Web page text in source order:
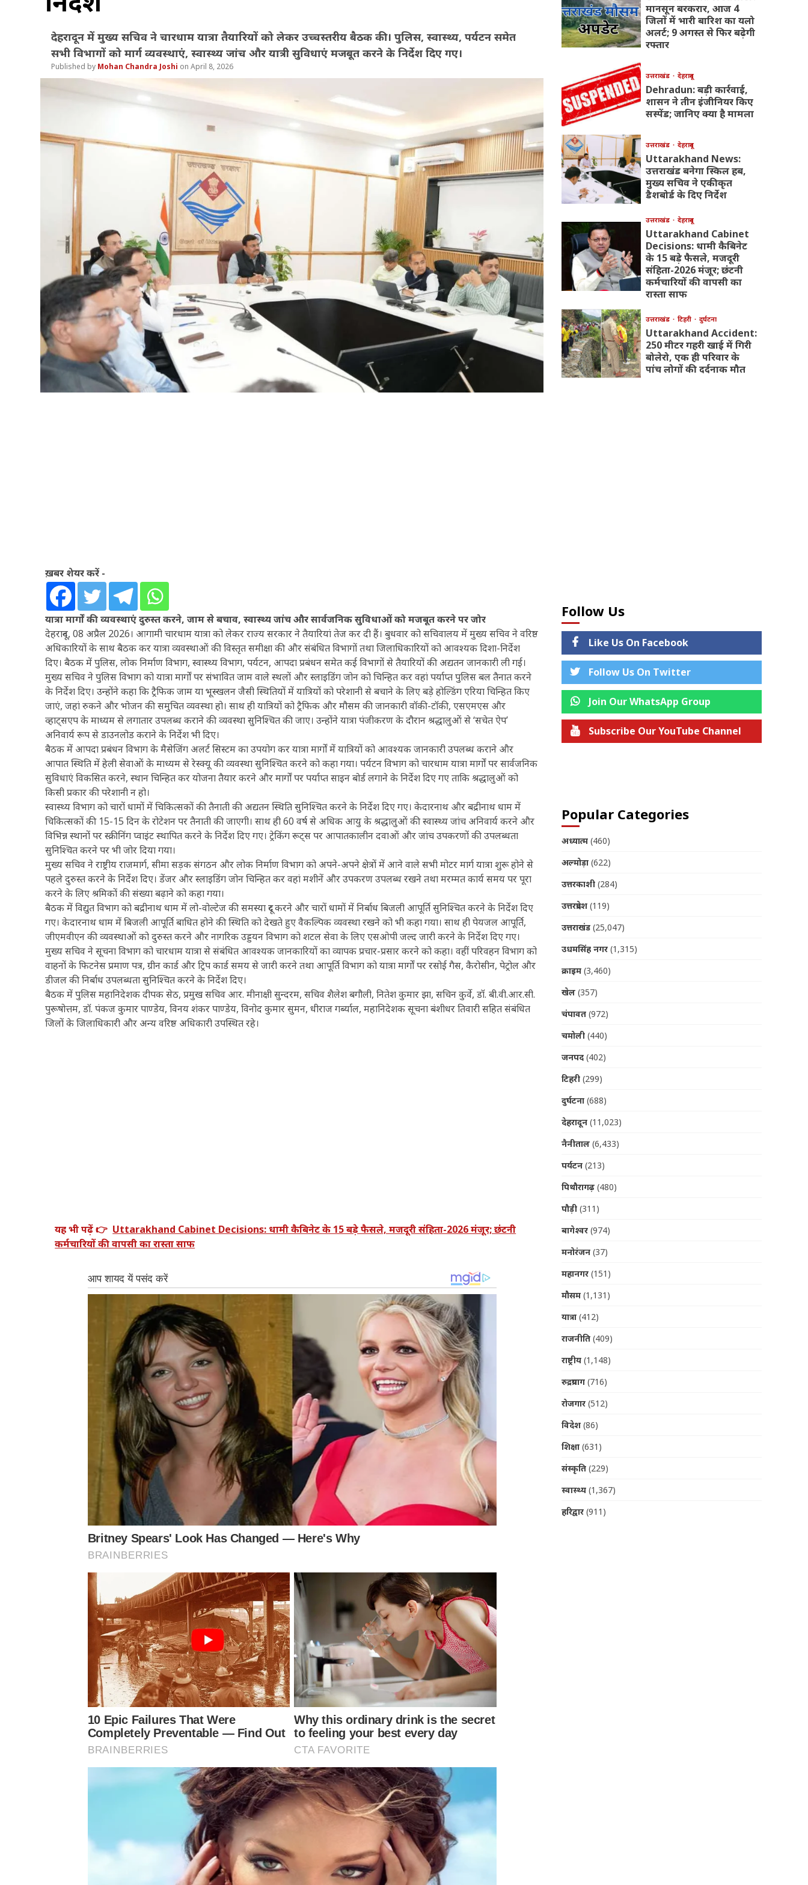
देहरादून में मुख्य सचिव ने चारधाम यात्रा तैयारियों को लेकर उच्चस्तरीय बैठक की। पुलिस, स्वास्थ्य, पर्यटन समेत
सभी विभागों को मार्ग व्यवस्थाएं, स्वास्थ्य जांच और यात्री सुविधाएं मजबूत करने के निर्देश दिए गए।
Mohan Chandra Joshi April 8, 2026
ख़बर शेयर करें -
यात्रा मार्गों की व्यवस्थाएं दुरुस्त करने, जाम से बचाव, स्वास्थ्य जांच और सार्वजनिक सुविधाओं को मजबूत करने पर जोर
देहरादून, 08 अप्रैल 2026। आगामी चारधाम यात्रा को लेकर राज्य सरकार ने तैयारियां तेज कर दी हैं। बुधवार को सचिवालय में मुख्य सचिव ने वरिष्ठ
अधिकारियों के साथ बैठक कर यात्रा व्यवस्थाओं की विस्तृत समीक्षा की और संबंधित विभागों तथा जिलाधिकारियों को आवश्यक दिशा-निर्देश
दिए। बैठक में पुलिस, लोक निर्माण विभाग, स्वास्थ्य विभाग, पर्यटन, आपदा प्रबंधन समेत कई विभागों से तैयारियों की अद्यतन जानकारी ली गई।
मुख्य सचिव ने पुलिस विभाग को यात्रा मार्गों पर संभावित जाम वाले स्थलों और स्लाइडिंग जोन को चिन्हित कर वहां पर्याप्त पुलिस बल तैनात करने
के निर्देश दिए। उन्होंने कहा कि ट्रैफिक जाम या भूस्खलन जैसी स्थितियों में यात्रियों को परेशानी से बचाने के लिए बड़े होल्डिंग एरिया चिन्हित किए
जाएं, जहां रुकने और भोजन की समुचित व्यवस्था हो। साथ ही यात्रियों को ट्रैफिक और मौसम की जानकारी वॉकी-टॉकी, एसएमएस और
व्हाट्सएप के माध्यम से लगातार उपलब्ध कराने की व्यवस्था सुनिश्चित की जाए। उन्होंने यात्रा पंजीकरण के दौरान श्रद्धालुओं से ‘सचेत ऐप’
अनिवार्य रूप से डाउनलोड कराने के निर्देश भी दिए।
बैठक में आपदा प्रबंधन विभाग के मैसेजिंग अलर्ट सिस्टम का उपयोग कर यात्रा मार्गों में यात्रियों को आवश्यक जानकारी उपलब्ध कराने और
आपात स्थिति में हेली सेवाओं के माध्यम से रेस्क्यू की व्यवस्था सुनिश्चित करने को कहा गया। पर्यटन विभाग को चारधाम यात्रा मार्गों पर सार्वजनिक
सुविधाएं विकसित करने, स्थान चिन्हित कर योजना तैयार करने और मार्गों पर पर्याप्त साइन बोर्ड लगाने के निर्देश दिए गए ताकि श्रद्धालुओं को
किसी प्रकार की परेशानी न हो।
स्वास्थ्य विभाग को चारों धामों में चिकित्सकों की तैनाती की अद्यतन स्थिति सुनिश्चित करने के निर्देश दिए गए। केदारनाथ और बद्रीनाथ धाम में
चिकित्सकों की 15-15 दिन के रोटेशन पर तैनाती की जाएगी। साथ ही 60 वर्ष से अधिक आयु के श्रद्धालुओं की स्वास्थ्य जांच अनिवार्य करने और
विभिन्न स्थानों पर स्क्रीनिंग प्वाइंट स्थापित करने के निर्देश दिए गए। ट्रेकिंग रूट्स पर आपातकालीन दवाओं और जांच उपकरणों की उपलब्धता
सुनिश्चित करने पर भी जोर दिया गया।
मुख्य सचिव ने राष्ट्रीय राजमार्ग, सीमा सड़क संगठन और लोक निर्माण विभाग को अपने-अपने क्षेत्रों में आने वाले सभी मोटर मार्ग यात्रा शुरू होने से
पहले दुरुस्त करने के निर्देश दिए। डेंजर और स्लाइडिंग जोन चिन्हित कर वहां मशीनें और उपकरण उपलब्ध रखने तथा मरम्मत कार्य समय पर पूरा
करने के लिए श्रमिकों की संख्या बढ़ाने को कहा गया।
बैठक में विद्युत विभाग को बद्रीनाथ धाम में लो-वोल्टेज की समस्या दूर करने और चारों धामों में निर्बाध बिजली आपूर्ति सुनिश्चित करने के निर्देश दिए
गए। केदारनाथ धाम में बिजली आपूर्ति बाधित होने की स्थिति को देखते हुए वैकल्पिक व्यवस्था रखने को भी कहा गया। साथ ही पेयजल आपूर्ति,
जीएमवीएन की व्यवस्थाओं को दुरुस्त करने और नागरिक उड्डयन विभाग को शटल सेवा के लिए एसओपी जल्द जारी करने के निर्देश दिए गए।
मुख्य सचिव ने सूचना विभाग को चारधाम यात्रा से संबंधित आवश्यक जानकारियों का व्यापक प्रचार-प्रसार करने को कहा। वहीं परिवहन विभाग को
वाहनों के फिटनेस प्रमाण पत्र, ग्रीन कार्ड और ट्रिप कार्ड समय से जारी करने तथा आपूर्ति विभाग को यात्रा मार्गों पर रसोई गैस, कैरोसीन, पेट्रोल और
डीजल की निर्बाध उपलब्धता सुनिश्चित करने के निर्देश दिए।
बैठक में पुलिस महानिदेशक दीपक सेठ, प्रमुख सचिव आर. मीनाक्षी सुन्दरम, सचिव शैलेश बगौली, नितेश कुमार झा, सचिन कुर्वे, डॉ. बी.वी.आर.सी.
पुरूषोत्तम, डॉ. पंकज कुमार पाण्डेय, विनय शंकर पाण्डेय, विनोद कुमार सुमन, धीराज गर्ब्याल, महानिदेशक सूचना बंशीधर तिवारी सहित संबंधित
जिलों के जिलाधिकारी और अन्य वरिष्ठ अधिकारी उपस्थित रहे।
यह भी पढ़ें 👉 Uttarakhand Cabinet Decisions: धामी कैबिनेट के 15 बड़े फैसले, मजदूरी संहिता-2026 मंजूर; छंटनी
कर्मचारियों की वापसी का रास्ता साफ
मानसून बरकरार, आज 4
जिलों में भारी बारिश का यलो
अलर्ट; 9 अगस्त से फिर बढ़ेगी
रफ्तार
उत्तराखंड देहरादून
Dehradun: बड़ी कार्रवाई,
शासन ने तीन इंजीनियर किए
सस्पेंड; जानिए क्या है मामला
उत्तराखंड देहरादून
Uttarakhand News:
उत्तराखंड बनेगा स्किल हब,
मुख्य सचिव ने एकीकृत
डैशबोर्ड के दिए निर्देश
उत्तराखंड देहरादून
Uttarakhand Cabinet
Decisions: धामी कैबिनेट
के 15 बड़े फैसले, मजदूरी
संहिता-2026 मंजूर; छंटनी
कर्मचारियों की वापसी का
रास्ता साफ
उत्तराखंड टिहरी दुर्घटना
Uttarakhand Accident:
250 मीटर गहरी खाई में गिरी
बोलेरो, एक ही परिवार के
पांच लोगों की दर्दनाक मौत
Follow Us
Like Us On Facebook
Follow Us On Twitter
Join Our WhatsApp Group
Subscribe Our YouTube Channel
Popular Categories
अध्यात्म(460)
अल्मोड़ा(622)
उत्तरकाशी(284)
उत्तरप्रदेश(119)
उत्तराखंड(25,047)
उधमसिंह नगर(1,315)
क्राइम(3,460)
खेल(357)
चंपावत(972)
चमोली(440)
जनपद(402)
टिहरी(299)
दुर्घटना(688)
देहरादून(11,023)
नैनीताल(6,433)
पर्यटन(213)
पिथौरागढ़(480)
पौड़ी(311)
बागेश्वर(974)
मनोरंजन(37)
महानगर(151)
मौसम(1,131)
यात्रा(412)
राजनीति(409)
राष्ट्रीय(1,148)
रुद्रप्रयाग(716)
रोजगार(512)
विदेश(86)
शिक्षा(631)
संस्कृति(229)
स्वास्थ्य(1,367)
हरिद्वार(911)